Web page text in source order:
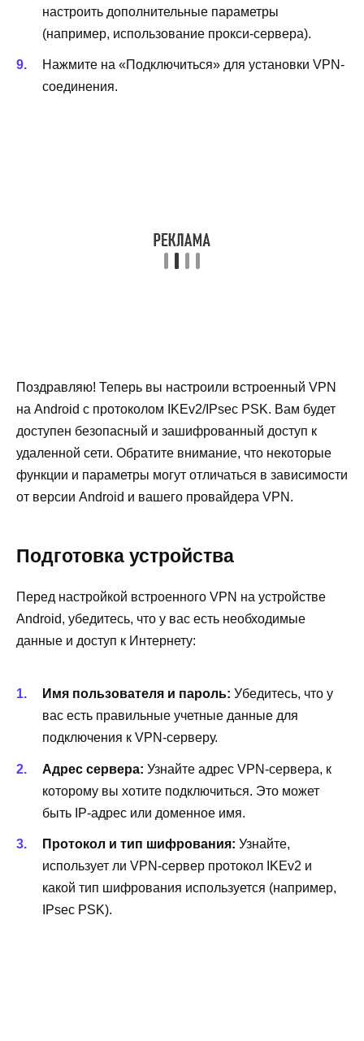
настроить дополнительные параметры
(например, использование прокси-сервера).
Нажмите на «Подключиться» для установки VPN-
соединения.
Поздравляю! Теперь вы настроили встроенный VPN
на Android с протоколом IKEv2/IPsec PSK. Вам будет
доступен безопасный и зашифрованный доступ к
удаленной сети. Обратите внимание, что некоторые
функции и параметры могут отличаться в зависимости
от версии Android и вашего провайдера VPN.
Подготовка устройства
Перед настройкой встроенного VPN на устройстве
Android, убедитесь, что у вас есть необходимые
данные и доступ к Интернету:
Имя пользователя и пароль: Убедитесь, что у
вас есть правильные учетные данные для
подключения к VPN-серверу.
Адрес сервера: Узнайте адрес VPN-сервера, к
которому вы хотите подключиться. Это может
быть IP-адрес или доменное имя.
Протокол и тип шифрования: Узнайте,
использует ли VPN-сервер протокол IKEv2 и
какой тип шифрования используется (например,
IPsec PSK).